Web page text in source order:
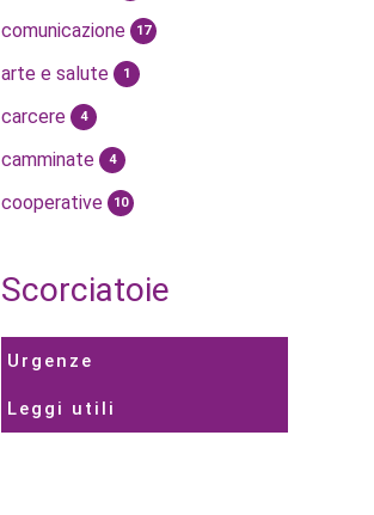
comunicazione 17
arte e salute 1
carcere 4
camminate 4
cooperative 10
Scorciatoie
Urgenze
Leggi utili